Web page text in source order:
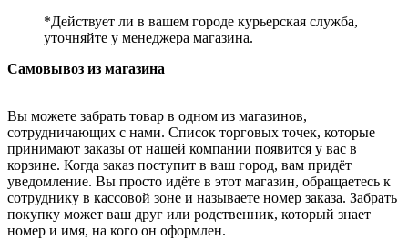
*Действует ли в вашем городе курьерская служба,
уточняйте у менеджера магазина.
Самовывоз из магазина
Вы можете забрать товар в одном из магазинов,
сотрудничающих с нами. Список торговых точек, которые
принимают заказы от нашей компании появится у вас в
корзине. Когда заказ поступит в ваш город, вам придёт
уведомление. Вы просто идёте в этот магазин, обращаетесь к
сотруднику в кассовой зоне и называете номер заказа. Забрать
покупку может ваш друг или родственник, который знает
номер и имя, на кого он оформлен.